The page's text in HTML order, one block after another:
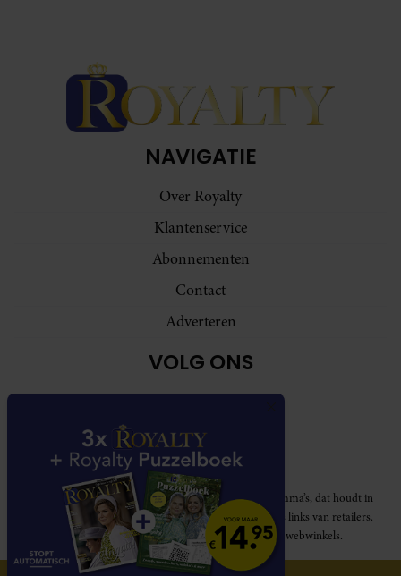
NAVIGATIE
Over Royalty
Klantenservice
Abonnementen
Contact
Adverteren
VOLG ONS
Royalty participeert in diverse affiliate marketing programma’s, dat houdt in
dat Royalty commissies ontvangt voor aankopen middels links van retailers.
Deze website wordt niet gesponsord door de genoemde webwinkels.